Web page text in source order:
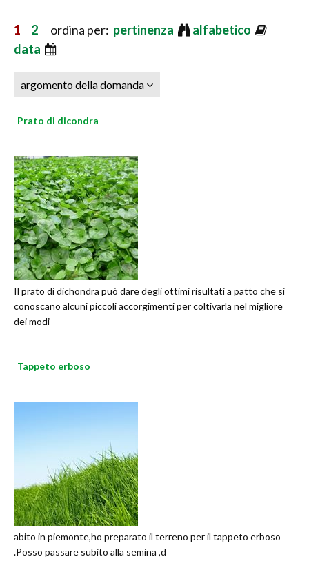
1 2 ordina per: pertinenza
alfabetico
data
argomento della domanda
Prato di dicondra
Il prato di dichondra può dare degli ottimi risultati a patto che si
conoscano alcuni piccoli accorgimenti per coltivarla nel migliore
dei modi
Tappeto erboso
abito in piemonte,ho preparato il terreno per il tappeto erboso
.Posso passare subito alla semina ,d